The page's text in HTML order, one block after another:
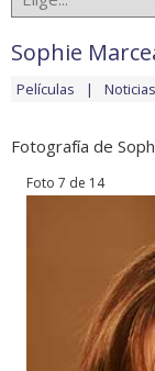
Sophie
Películas Noticias
Fotografía de
Foto 7 de 14